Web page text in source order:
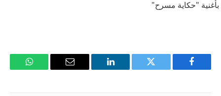
فيسبوك تويتر لينكدإن
البريد
واتساب